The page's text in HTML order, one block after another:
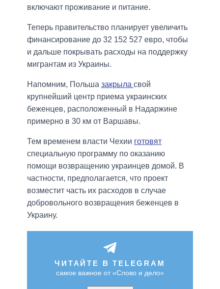
включают проживание и питание.
Теперь правительство планирует увеличить
финансирование до 32 152 527 евро, чтобы
и дальше покрывать расходы на поддержку
мигрантам из Украины.
Напомним, Польша закрыла свой
крупнейший центр приема украинских
беженцев, расположенный в Надаржине
примерно в 30 км от Варшавы.
Тем временем власти Чехии готовят
специальную программу по оказанию
помощи возвращению украинцев домой. В
частности, предполагается, что проект
возместит часть их расходов в случае
добровольного возвращения беженцев в
Украину.
ЧИТАЙТЕ В TELEGRAM
самое важное от «Слово и дело»